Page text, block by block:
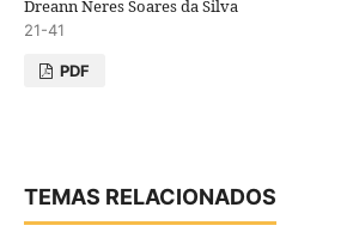
Dreann Neres Soares da Silva
21-41
PDF
TEMAS RELACIONADOS